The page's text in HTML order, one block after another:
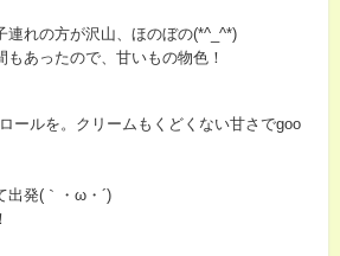
連れの方が沢山、ほのぼの(*^_^*)
あったので、甘いもの物色！
ールを。クリームもくどくない甘さでgoo
出発(｀・ω・´)